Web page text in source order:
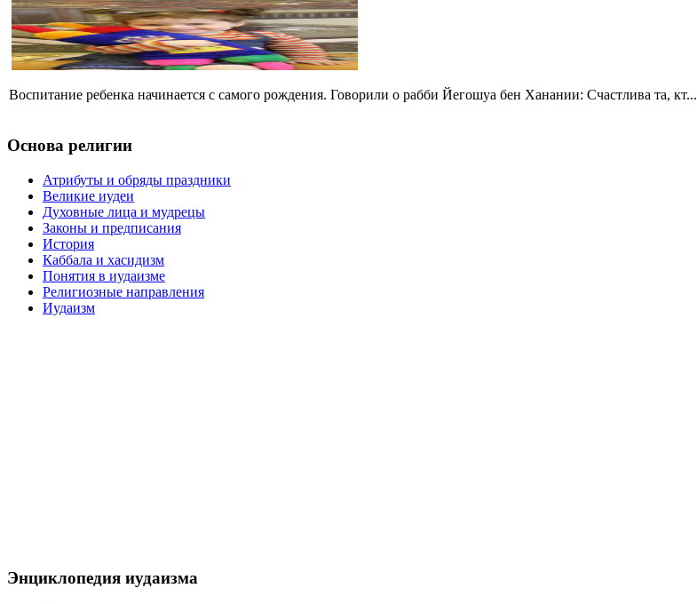
Воспитание ребенка начинается с самого рождения. Говорили о рабби Йегошуа бен Ханании: Счастлива та, кт...
Основа религии
Атрибуты и обряды праздники
Великие иудеи
Духовные лица и мудрецы
Законы и предписания
История
Каббала и хасидизм
Понятия в иудаизме
Религиозные направления
Иудаизм
Энциклопедия иудаизма